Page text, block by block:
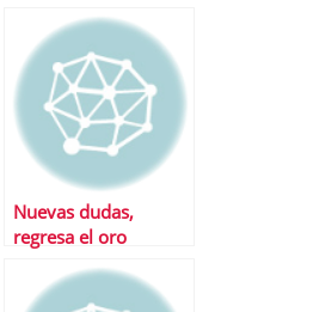
Nuevas dudas,
regresa el oro